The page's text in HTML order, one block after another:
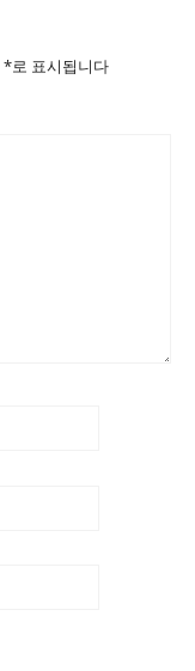
*로 표시됩니다